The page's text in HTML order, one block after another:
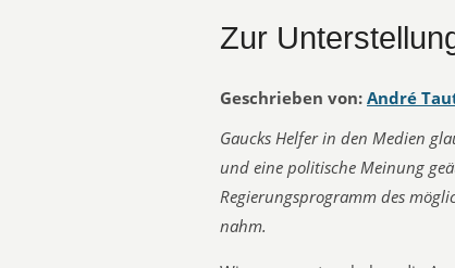
Zur
Geschrieben von: André
Gaucks Helfer in den Medien
und eine politische Meinung
Regierungsprogramm des
nahm.